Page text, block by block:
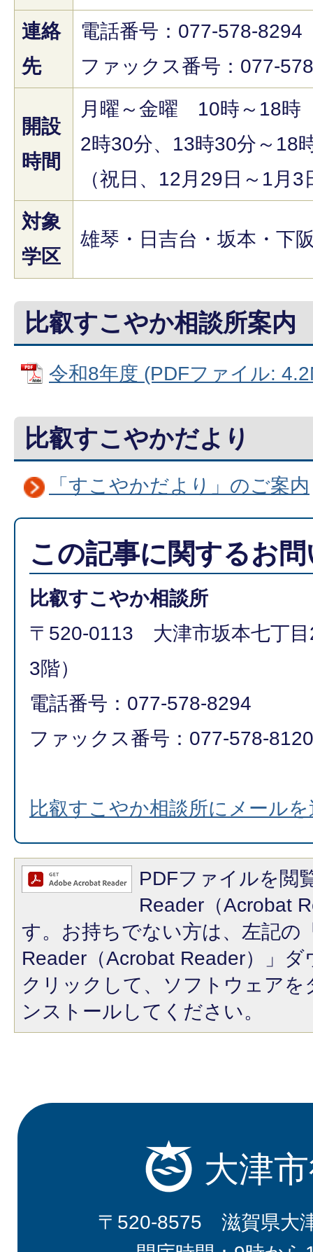
連絡
先
電話番号：077-578-8294
ファックス番号：077-
開設
時間
月曜～金曜 10時～18時
2時30分、13時30分～18
（祝日、12月29日～1月
対象
学区
雄琴・日吉台・坂本・下
比叡すこやか相談所案内
令和8年度 (PDFファイル:
比叡すこやかだより
「すこやかだより」のご案内
この記事に関するお
比叡すこやか相談所
〒520-0113 大津市坂本七丁目
3階）
電話番号：077-578-8294
ファックス番号：077-578-8120
比叡すこやか相談所にメール
PDFファイルを閲
Reader（Acrobat
す。お持ちでない方は、左記の
Reader（Acrobat Reader）」
クリックして、ソフトウェア
ンストールしてください。
大津
〒520-8575 滋賀県大